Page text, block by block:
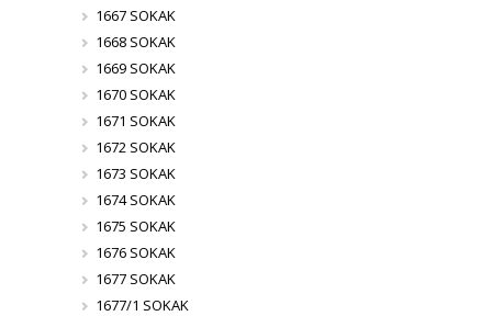
1667 SOKAK
1668 SOKAK
1669 SOKAK
1670 SOKAK
1671 SOKAK
1672 SOKAK
1673 SOKAK
1674 SOKAK
1675 SOKAK
1676 SOKAK
1677 SOKAK
1677/1 SOKAK